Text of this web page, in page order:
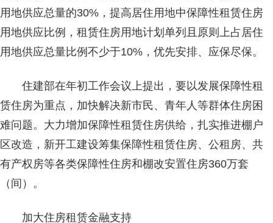
用地供应总量的30%，提高居住用地中保障性租赁住房
用地供应比例，租赁住房用地计划单列且原则上占居住
用地供应总量比例不少于10%，优先安排、应保尽保。
住建部在年初工作会议上提出，要以发展保障性租
赁住房为重点，加快解决新市民、青年人等群体住房困
难问题。大力增加保障性租赁住房供给，扎实推进棚户
区改造，新开工建设筹集保障性租赁住房、公租房、共
有产权房等各类保障性住房和棚改安置住房360万套
（间）。
加大住房租赁金融支持